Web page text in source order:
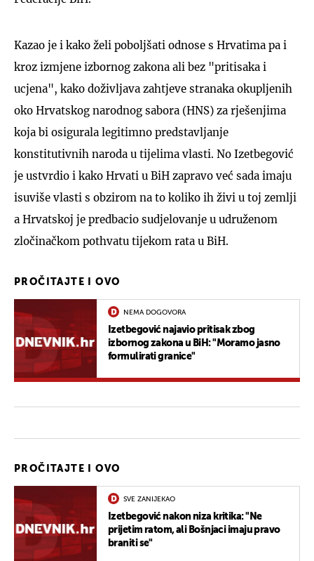
Kazao je i kako želi poboljšati odnose s Hrvatima pa i
kroz izmjene izbornog zakona ali bez "pritisaka i
ucjena", kako doživljava zahtjeve stranaka okupljenih
oko Hrvatskog narodnog sabora (HNS) za rješenjima
koja bi osigurala legitimno predstavljanje
konstitutivnih naroda u tijelima vlasti. No Izetbegović
je ustvrdio i kako Hrvati u BiH zapravo već sada imaju
isuviše vlasti s obzirom na to koliko ih živi u toj zemlji
a Hrvatskoj je predbacio sudjelovanje u udruženom
zločinačkom pothvatu tijekom rata u BiH.
PROČITAJTE I OVO
NEMA DOGOVORA
Izetbegović najavio pritisak zbog
izbornog zakona u BiH: "Moramo jasno
formulirati granice"
PROČITAJTE I OVO
SVE ZANIJEKAO
Izetbegović nakon niza kritika: "Ne
prijetim ratom, ali Bošnjaci imaju pravo
braniti se"